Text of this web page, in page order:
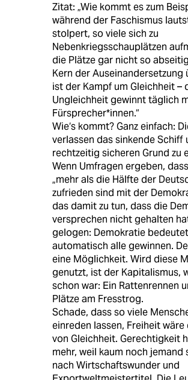
Zitat: „Wie kommt es zum
während der Faschismus
stolpert, so viele sich zu
Nebenkriegsschauplätzen
die Plätze gar nicht so
Kern der Auseinandersetzung
ist der Kampf um Gleichheit –
Ungleichheit gewinnt täglich
Fürsprecher*innen.“
Wie‘s kommt? Ganz einfach:
verlassen das sinkende Schiff
rechtzeitig sicheren Grund zu
Wenn Umfragen ergeben,
„mehr als die Hälfte der
zufrieden sind mit der
das damit zu tun, dass die
versprechen nicht gehalten
gelogen: Demokratie
automatisch alle gewinnen.
eine Möglichkeit. Wird diese
genutzt, ist der Kapitalismus,
schon war: Ein Rattenrennen
Plätze am Fresstrog.
Schade, dass so viele
einreden lassen, Freiheit wäre
von Gleichheit. Gerechtigkeit
mehr, weil kaum noch
nach Wirtschaftswunder und